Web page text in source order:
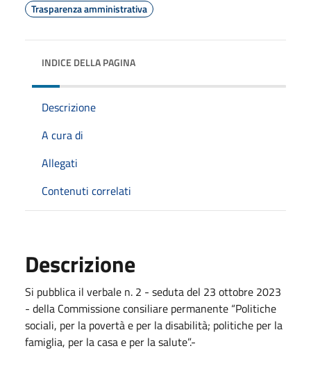
Trasparenza amministrativa
INDICE DELLA PAGINA
Descrizione
A cura di
Allegati
Contenuti correlati
Descrizione
Si pubblica il verbale n. 2 - seduta del 23 ottobre 2023
- della Commissione consiliare permanente “Politiche
sociali, per la povertà e per la disabilità; politiche per la
famiglia, per la casa e per la salute”.-